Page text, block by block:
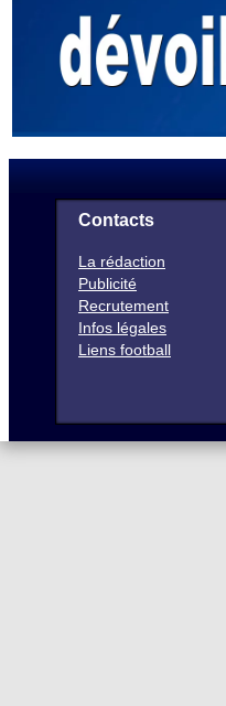
Contacts
La rédaction
Publicité
Recrutement
Infos légales
Liens football